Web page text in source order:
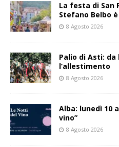
La festa di San
Stefano Belbo
8 Agosto 2026
Palio di Asti:
l’allestimento
8 Agosto 2026
Alba: lunedì 10
vino”
8 Agosto 2026